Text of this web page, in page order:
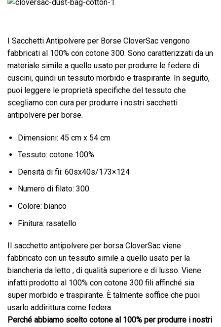
I Sacchetti Antipolvere per Borse CloverSac vengono
fabbricati al 100% con cotone 300. Sono caratterizzati da un
materiale simile a quello usato per produrre le federe di
cuscini, quindi un tessuto morbido e traspirante. In seguito,
puoi leggere le proprietà specifiche del tessuto che
scegliamo con cura per produrre i nostri sacchetti
antipolvere per borse.
Dimensioni: 45 cm x 54 cm
Tessuto: cotone 100%
Densità di fii: 60sx40s/173×124
Numero di filato: 300
Colore: bianco
Finitura: rasatello
Il sacchetto antipolvere per borsa CloverSac viene
fabbricato con un tessuto simile a quello usato per la
biancheria da letto , di qualità superiore e di lusso. Viene
infatti prodotto al 100% con cotone 300 fili affinché sia
super morbido e traspirante. È talmente soffice che puoi
usarlo addirittura come federa.
Perché abbiamo scelto cotone al 100% per produrre i nostri